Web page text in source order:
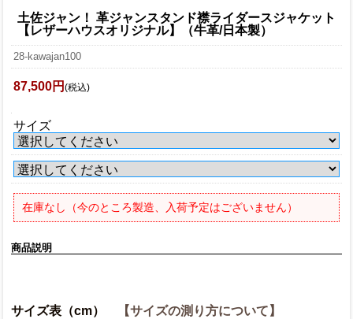
土佐ジャン！ 革ジャンスタンド襟ライダースジャケット
【レザーハウスオリジナル】（牛革/日本製）
28-kawajan100
87,500円 (税込)
サイズ
在庫なし（今のところ製造、入荷予定はございません）
商品説明
サイズ表（cm）
【サイズの測り方について】